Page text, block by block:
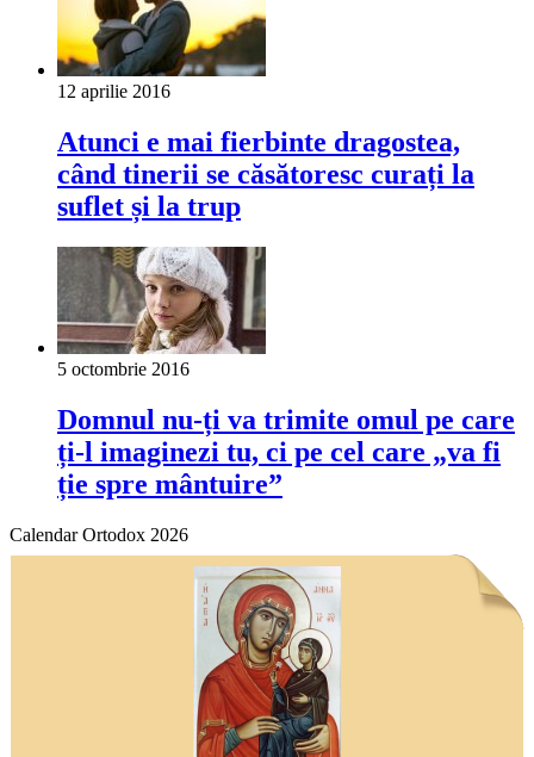
12 aprilie 2016
Atunci e mai fierbinte dragostea,
când tinerii se căsătoresc curați la
suflet și la trup
5 octombrie 2016
Domnul nu-ți va trimite omul pe care
ți-l imaginezi tu, ci pe cel care „va fi
ție spre mântuire”
Calendar Ortodox 2026